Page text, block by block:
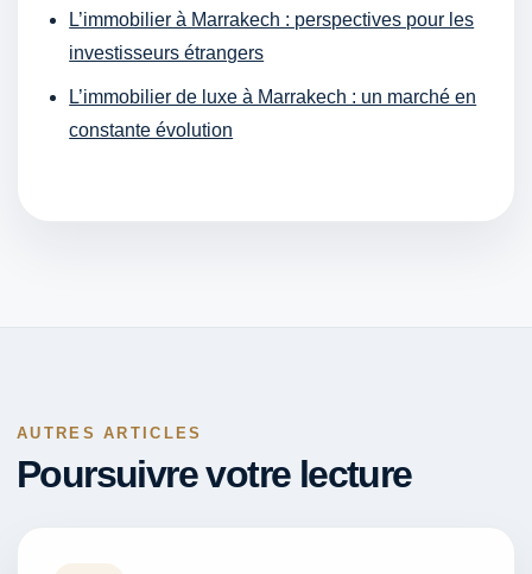
L’immobilier à Marrakech : perspectives pour les
investisseurs étrangers
L’immobilier de luxe à Marrakech : un marché en
constante évolution
AUTRES ARTICLES
Poursuivre votre lecture